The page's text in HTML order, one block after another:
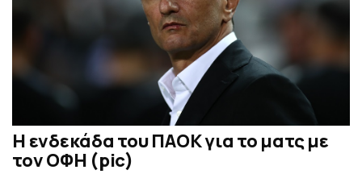
Η ενδεκάδα του ΠΑΟΚ για το ματς με
τον ΟΦΗ (pic)